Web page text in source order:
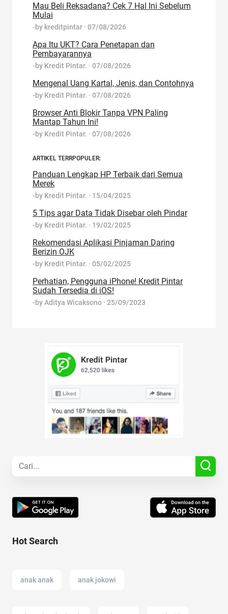
Mau Beli Reksadana? Cek 7 Hal Ini Sebelum
Mulai
-by kreditpintar · 07/08/2026
Apa Itu UKT? Cara Penetapan dan
Pembayarannya
-by Kredit Pintar. · 07/08/2026
Mengenal Uang Kartal, Jenis, dan Contohnya
-by Kredit Pintar. · 07/08/2026
Browser Anti Blokir Tanpa VPN Paling
Mantap Tahun Ini!
-by Kredit Pintar. · 07/08/2026
ARTIKEL TERRPOPULER:
Panduan Lengkap HP Terbaik dari Semua
Merek
-by Kredit Pintar. · 15/04/2025
5 Tips agar Data Tidak Disebar oleh Pindar
-by Kredit Pintar. · 19/02/2025
Rekomendasi Aplikasi Pinjaman Daring
Berizin OJK
-by Kredit Pintar. · 05/02/2025
Perhatian, Pengguna iPhone! Kredit Pintar
Sudah Tersedia di iOS!
-byAditya Wicaksono · 25/09/2023
Hot Search
anak anak anak jokowi